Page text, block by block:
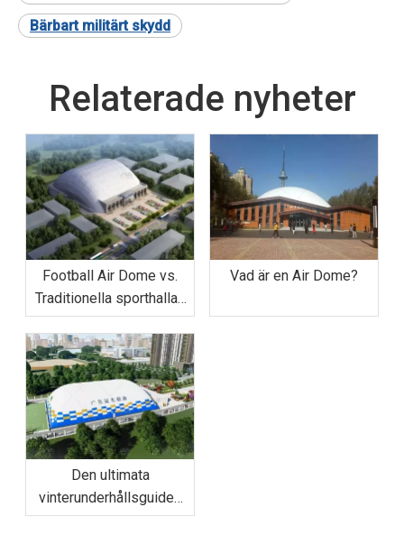
Bärbart militärt skydd
Relaterade nyheter
Football Air Dome vs.
Traditionella sporthallar:
varför kupolen är 50 %
mer kostnadseffektiv
Vad är en Air Dome?
Den ultimata
vinterunderhållsguiden
för fotbollsluftkupoler: